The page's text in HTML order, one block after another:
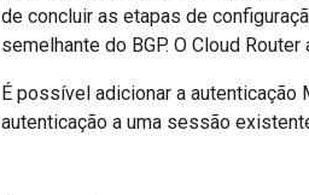
de concluir as etapas de
semelhante do BGP. O Cloud
É possível adicionar a autenticação
autenticação a uma sessão